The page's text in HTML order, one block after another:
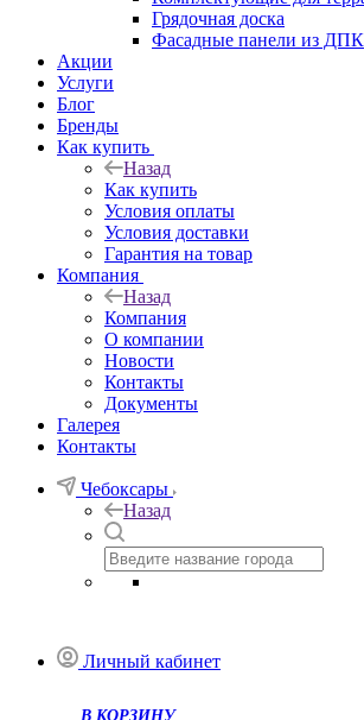
Грядочная доска
Фасадные панели из ДПК
Акции
Услуги
Блог
Бренды
Как купить
Назад
Как купить
Условия оплаты
Условия доставки
Гарантия на товар
Компания
Назад
Компания
О компании
Новости
Контакты
Документы
Галерея
Контакты
Чебоксары
Назад
Личный кабинет